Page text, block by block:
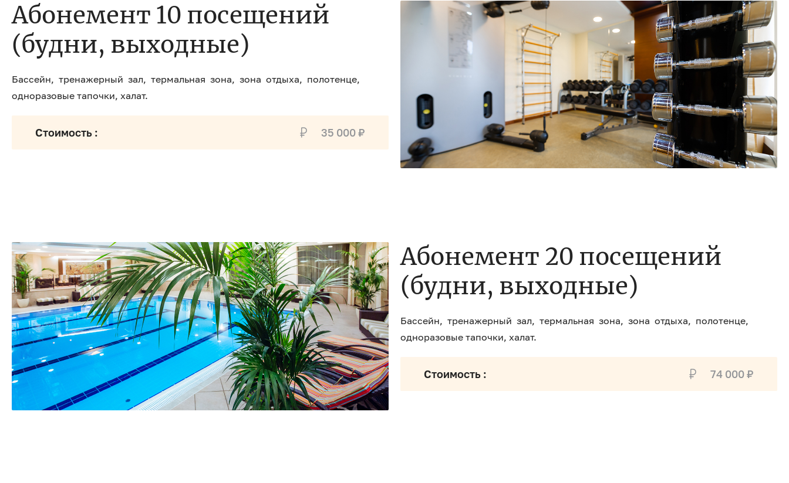
Абонемент 10 посещений
(будни, выходные)
Бассейн, тренажерный зал, термальная зона, зона отдыха, полотенце,
одноразовые тапочки, халат.
Стоимость : 35 000 ₽
Абонемент 20 посещений
(будни, выходные)
Бассейн, тренажерный зал, термальная зона, зона отдыха, полотенце,
одноразовые тапочки, халат.
Стоимость : 74 000 ₽